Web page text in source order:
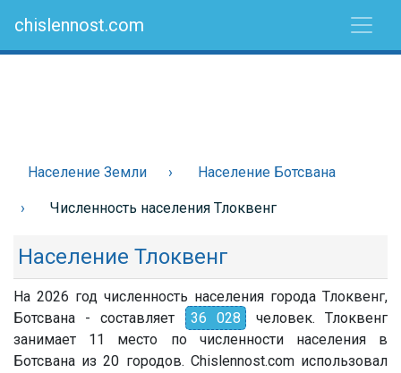
chislennost.com
Население Земли Население Ботсвана
Численность населения Тлоквенг
Население Тлоквенг
На 2026 год численность населения города Тлоквенг,
Ботсвана - составляет
36 028 человек. Тлоквенг
занимает 11 место по численности населения в
Ботсвана из 20 городов. Chislennost.com использовал